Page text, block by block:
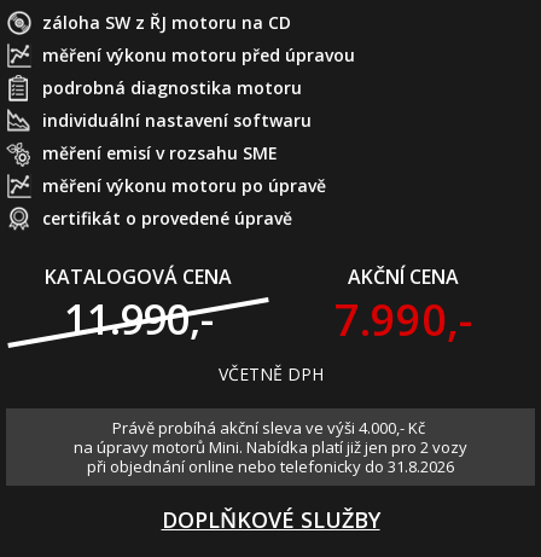
záloha SW z ŘJ motoru na CD
měření výkonu motoru před úpravou
podrobná diagnostika motoru
individuální nastavení softwaru
měření emisí v rozsahu SME
měření výkonu motoru po úpravě
certifikát o provedené úpravě
KATALOGOVÁ CENA
11.990,-
AKČNÍ CENA
7.990,-
VČETNĚ DPH
Právě probíhá akční sleva ve výši 4.000,- Kč
na úpravy motorů Mini. Nabídka platí již jen pro 2 vozy
při objednání online nebo telefonicky do 31.8.2026
DOPLŇKOVÉ SLUŽBY